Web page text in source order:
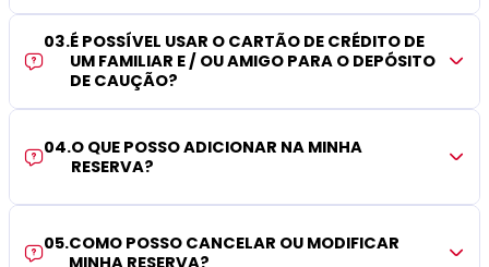
03.É POSSÍVEL USAR O CARTÃO DE CRÉDITO DE
UM FAMILIAR E / OU AMIGO PARA O DEPÓSITO
DE CAUÇÃO?
04.O QUE POSSO ADICIONAR NA MINHA
RESERVA?
05.COMO POSSO CANCELAR OU MODIFICAR
MINHA RESERVA?